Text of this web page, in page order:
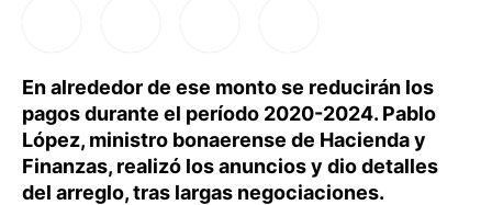
En alrededor de ese monto se reducirán los
pagos durante el período 2020-2024. Pablo
López, ministro bonaerense de Hacienda y
Finanzas, realizó los anuncios y dio detalles
del arreglo, tras largas negociaciones.